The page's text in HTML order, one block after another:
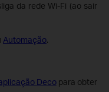
da rede Wi-Fi (ao sair
Automação.
Decopara obter